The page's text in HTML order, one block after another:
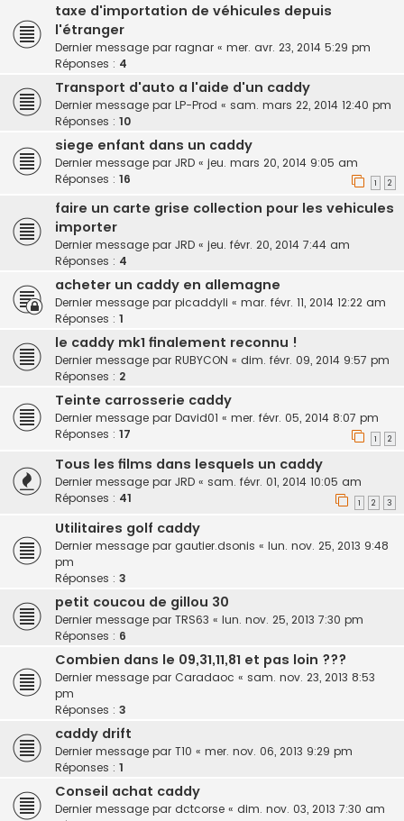
taxe d'importation de véhicules depuis
l'étranger
Dernier message par ragnar « mer. avr. 23, 2014 5:29 pm
Réponses : 4
Transport d'auto a l'aide d'un caddy
Dernier message par LP-Prod « sam. mars 22, 2014 12:40 pm
Réponses : 10
siege enfant dans un caddy
Dernier message par JRD « jeu. mars 20, 2014 9:05 am
Réponses : 16 1 2
faire un carte grise collection pour les vehicules
importer
Dernier message par JRD « jeu. févr. 20, 2014 7:44 am
Réponses : 4
acheter un caddy en allemagne
Dernier message par picaddyli « mar. févr. 11, 2014 12:22 am
Réponses : 1
le caddy mk1 finalement reconnu !
Dernier message par RUBYCON « dim. févr. 09, 2014 9:57 pm
Réponses : 2
Teinte carrosserie caddy
Dernier message par David01 « mer. févr. 05, 2014 8:07 pm
Réponses : 17 1 2
Tous les films dans lesquels un caddy
Dernier message par JRD « sam. févr. 01, 2014 10:05 am
Réponses : 41 1 2 3
Utilitaires golf caddy
Dernier message par gautier.dsonis « lun. nov. 25, 2013 9:48
pm
Réponses : 3
petit coucou de gillou 30
Dernier message par TRS63 « lun. nov. 25, 2013 7:30 pm
Réponses : 6
Combien dans le 09,31,11,81 et pas loin ???
Dernier message par Caradaoc « sam. nov. 23, 2013 8:53
pm
Réponses : 3
caddy drift
Dernier message par T10 « mer. nov. 06, 2013 9:29 pm
Réponses : 1
Conseil achat caddy
Dernier message par dctcorse « dim. nov. 03, 2013 7:30 am